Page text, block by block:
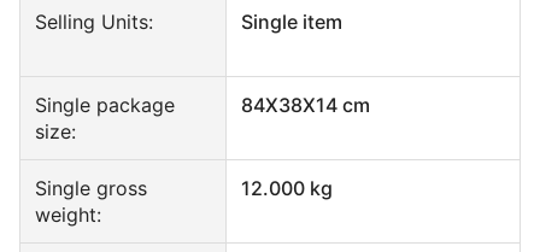
Selling Units: Single item
Single package
size:
84X38X14 cm
Single gross
weight:
12.000 kg